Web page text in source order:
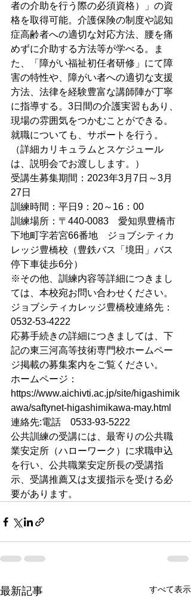
者の介助を行う際の必須資格）」の資
格を取得可能。介護保険の制度や認知
症高齢者への適切な対応方法、腰を痛
めずに介助する方法等が学べる。ま
た、「障がい福祉初任者研修」にて障
害の特性や、障がい者への適切な支援
方法、法律を経験豊富な講師陣が丁寧
に指導する。3日間の介護実習もあり、
現場の雰囲気をつかむことができる。
就職についても、サポートを行う。
（詳細カリキュラムとスケジュール
は、説明会でお渡しします。）
受講生募集期間：2023年3月7日～3月
27日
訓練時間：平日9：20～16：00
訓練場所：〒440-0083　愛知県豊橋市
下地町字若宮66番地　ジョブシティカ
レッジ豊橋校（豊鉄バス「境田」バス
停下車徒歩6分）
※その他、訓練内容等詳細につきまし
ては、本校宛お問い合わせください。
ジョブシティカレッジ豊橋校連絡先：
0532-53-4222
応募手続きの詳細につきましては、下
記の東三河高等技術専門校ホームペー
ジ掲載の募集案内をご覧ください。
ホームページ：
https://www.aichivti.ac.jp/site/higashimik
awa/saftynet-higashimikawa-may.html
連絡先:電話　0533-93-5222
公共訓練の受講には、最寄りの公共職
業安定所（ハローワーク）に求職申込
を行い、公共職業安定所長の受講指
示、受講推薦又は支援指示を受ける必
要があります。
最新記事 すべて表示